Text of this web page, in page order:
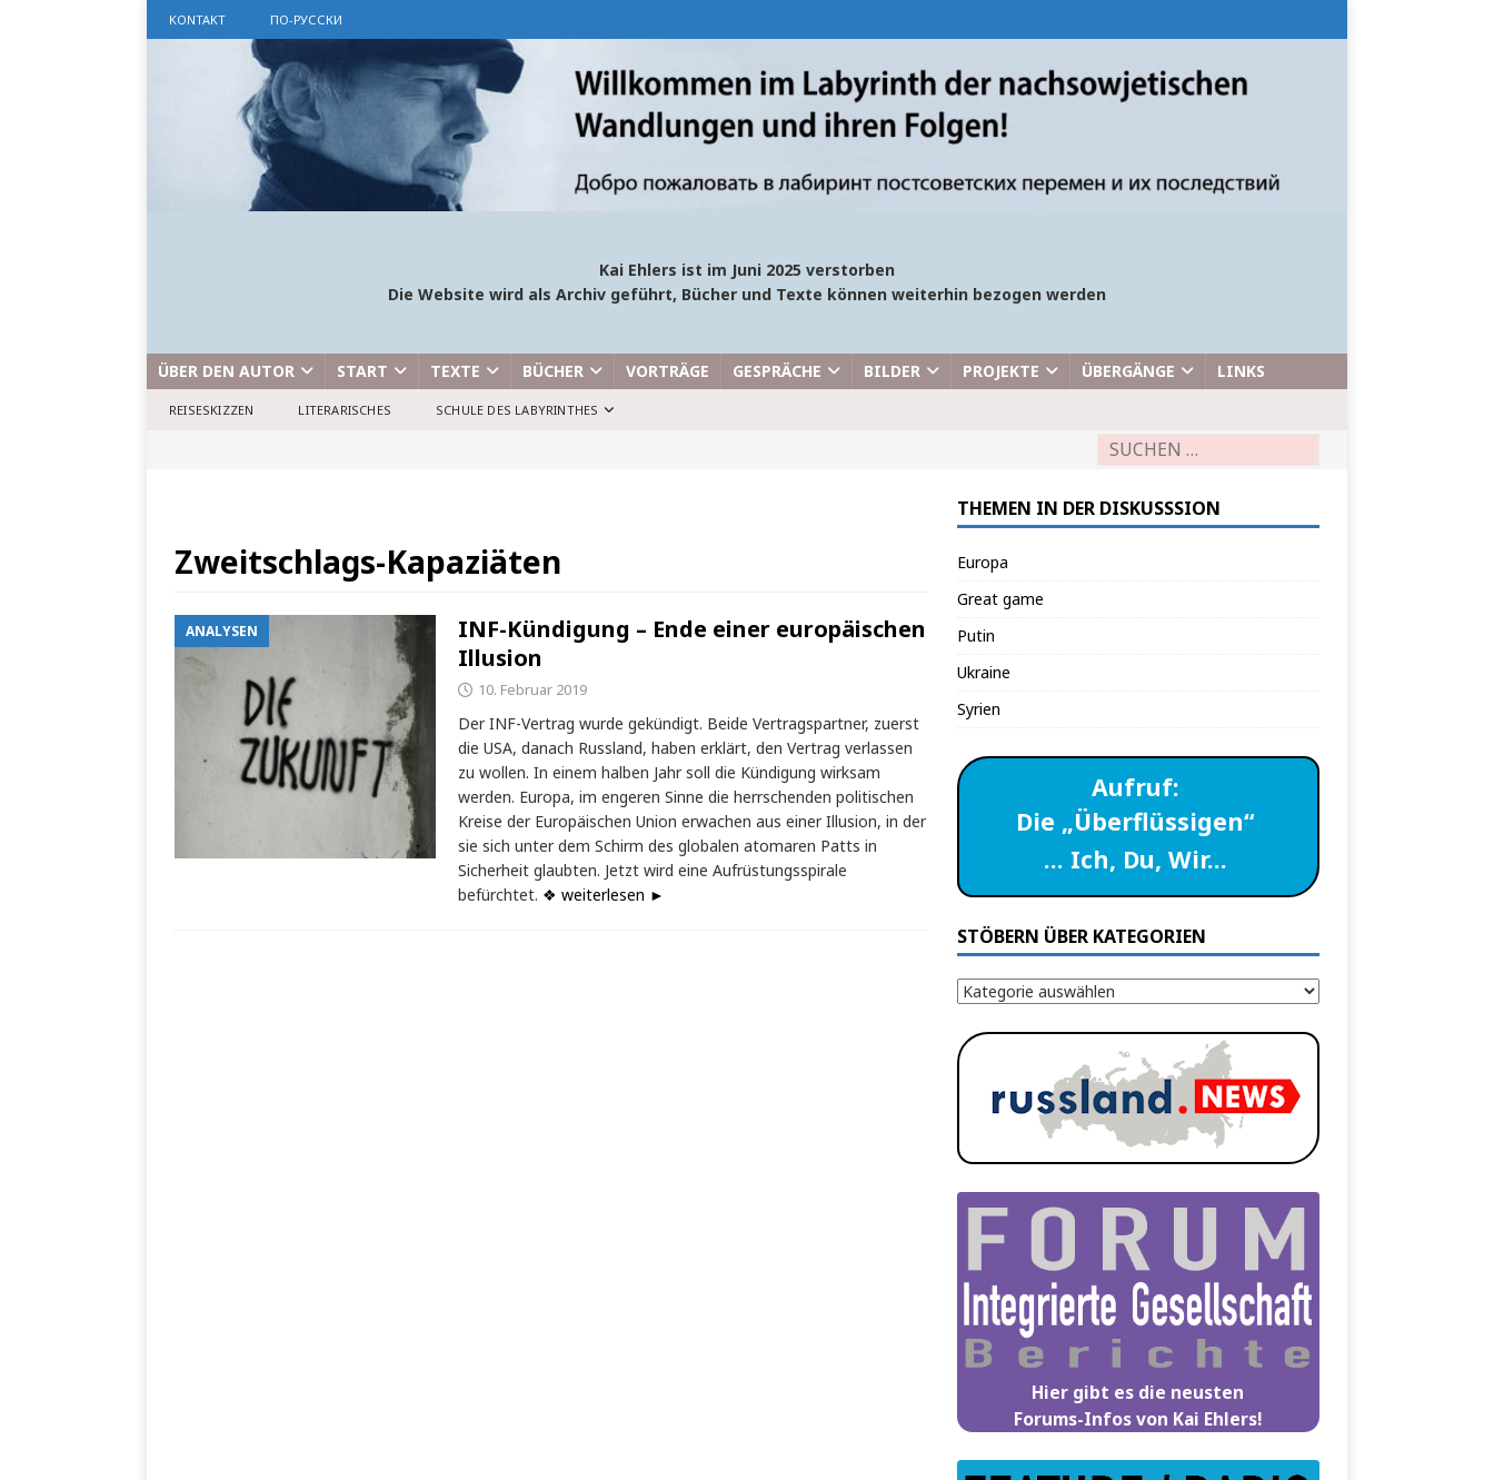
KONTAKT ПО-РУССКИ
Kai Ehlers ist im Juni 2025 verstorben
Die Website wird als Archiv geführt, Bücher und Texte können weiterhin bezogen werden
ÜBER DEN AUTOR START TEXTE BÜCHER VORTRÄGE GESPRÄCHE BILDER PROJEKTE ÜBERGÄNGE LINKS
REISESKIZZEN LITERARISCHES SCHULE DES LABYRINTHES
Zweitschlags-Kapaziäten
ANALYSEN
INF-Kündigung – Ende einer europäischen
Illusion
10. Februar 2019
Der INF-Vertrag wurde gekündigt. Beide Vertragspartner, zuerst
die USA, danach Russland, haben erklärt, den Vertrag verlassen
zu wollen. In einem halben Jahr soll die Kündigung wirksam
werden. Europa, im engeren Sinne die herrschenden politischen
Kreise der Europäischen Union erwachen aus einer Illusion, in der
sie sich unter dem Schirm des globalen atomaren Patts in
Sicherheit glaubten. Jetzt wird eine Aufrüstungsspirale
befürchtet. ❖ weiterlesen ►
THEMEN IN DER DISKUSSSION
Europa
Great game
Putin
Ukraine
Syrien
Aufruf:
Die „Überflüssigen“
… Ich, Du, Wir…
STÖBERN ÜBER KATEGORIEN
Hier gibt es die neusten
Forums-Infos von Kai Ehlers!